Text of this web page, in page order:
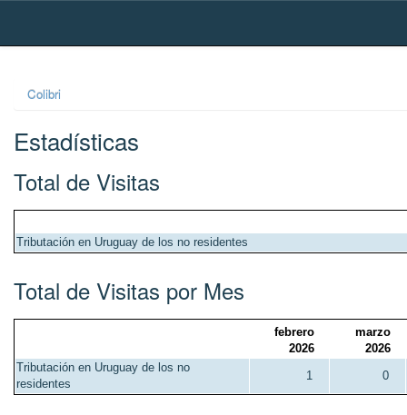
Skip
Colibri
Estadísticas
Total de Visitas
Tributación en Uruguay de los no residentes
Total de Visitas por Mes
febrero
2026
marzo
2026
Tributación en Uruguay de los no
residentes
1 0